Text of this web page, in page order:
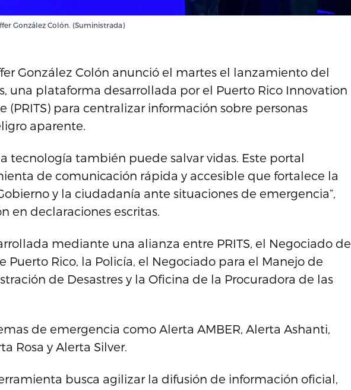
González Colón. (Suministrada)
González Colón anunció el martes el lanzamiento del
una plataforma desarrollada por el Puerto Rico Innovation
(PRITS) para centralizar información sobre personas
aparente.
tecnología también puede salvar vidas. Este portal
de comunicación rápida y accesible que fortalece la
y la ciudadanía ante situaciones de emergencia”,
en declaraciones escritas.
mediante una alianza entre PRITS, el Negociado de
Puerto Rico, la Policía, el Negociado para el Manejo de
de Desastres y la Oficina de la Procuradora de las
de emergencia como Alerta AMBER, Alerta Ashanti,
Rosa y Alerta Silver.
busca agilizar la difusión de información oficial,